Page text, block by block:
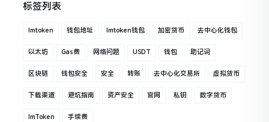
标签列表
Imtoken 钱包地址 Imtoken钱包 加密货币 去中心化钱包
以太坊 Gas费 网络问题 USDT 钱包 助记词
区块链 钱包安全 安全 转账 去中心化交易所 虚拟货币
下载渠道 避坑指南 资产安全 官网 私钥 数字货币
ImToken 手续费